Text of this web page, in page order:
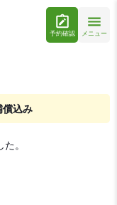
予約確認 メニュー
償込み
。